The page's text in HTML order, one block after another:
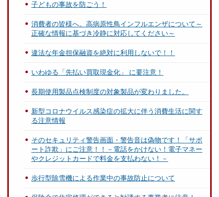
子どもの事故を防ごう！
消費者の皆様へ。高病原性鳥インフルエンザについて～
正確な情報に基づき冷静に対応してください～
違法な年金担保融資を絶対に利用しないで！！
いわゆる「先払い買取現金化」 に要注意！
長期使用製品点検制度の対象製品が変わりました。
新型コロナウイルス感染症の拡大に伴う消費生活に関す
る注意情報
そのセキュリティ警告画面・警告音は偽物です！「サポ
ート詐欺」にご注意！！－電話をかけない！電子マネー
やクレジットカードで料金を支払わない！－
歩行型除雪機による作業中の事故防止について